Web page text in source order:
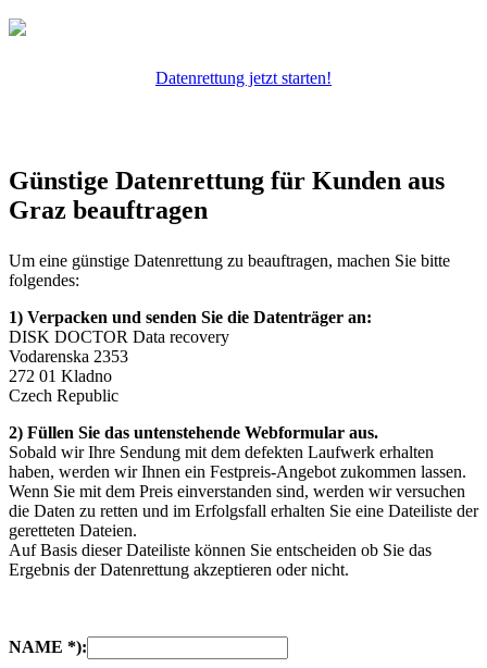
Datenrettung jetzt starten!
Günstige Datenrettung für Kunden aus
Graz beauftragen
Um eine günstige Datenrettung zu beauftragen, machen Sie bitte
folgendes:
1) Verpacken und senden Sie die Datenträger an:
DISK DOCTOR Data recovery
Vodarenska 2353
272 01 Kladno
Czech Republic
2) Füllen Sie das untenstehende Webformular aus.
Sobald wir Ihre Sendung mit dem defekten Laufwerk erhalten
haben, werden wir Ihnen ein Festpreis-Angebot zukommen lassen.
Wenn Sie mit dem Preis einverstanden sind, werden wir versuchen
die Daten zu retten und im Erfolgsfall erhalten Sie eine Dateiliste der
geretteten Dateien.
Auf Basis dieser Dateiliste können Sie entscheiden ob Sie das
Ergebnis der Datenrettung akzeptieren oder nicht.
NAME *):